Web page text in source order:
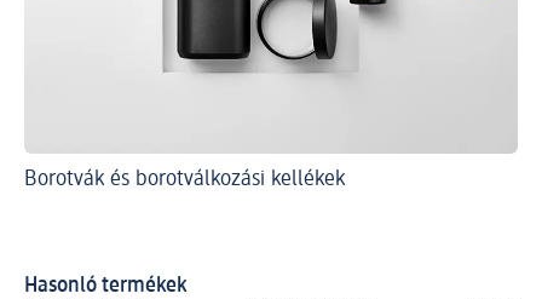
Borotvák és borotválkozási kellékek
Hasonló termékek